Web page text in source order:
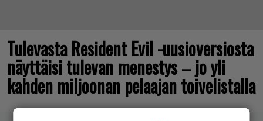
Tulevasta Resident Evil -uusioversiosta
näyttäisi tulevan menestys – jo yli
kahden miljoonan pelaajan toivelistalla